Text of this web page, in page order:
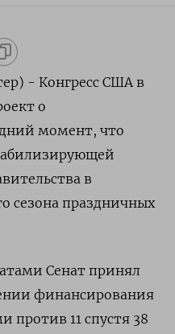
- Конгресс США в
о
момент, что
в
сезона праздничных
Сенат принял
финансирования
против 11 спустя 38